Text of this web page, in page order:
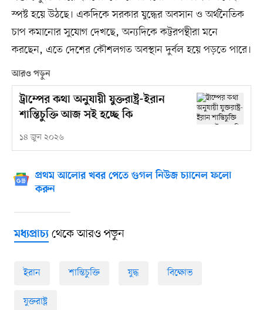
স্পষ্ট হয়ে উঠছে। একদিকে সরকার যুদ্ধের অবসান ও অর্থনৈতিক
চাপ কমানোর সুযোগ দেখছে, অন্যদিকে কট্টরপন্থীরা মনে
করছেন, এতে দেশের কৌশলগত অবস্থান দুর্বল হয়ে পড়তে পারে।
আরও পড়ুন
ট্রাম্পের কথা অনুযায়ী যুক্তরাষ্ট্র-ইরান
শান্তিচুক্তি আজ সই হচ্ছে কি
১৪ জুন ২০২৬
প্রথম আলোর খবর পেতে গুগল নিউজ চ্যানেল ফলো
করুন
মধ্যপ্রাচ্যথেকে আরও পড়ুন
ইরান শান্তিচুক্তি যুদ্ধ বিক্ষোভ
যুক্তরাষ্ট্র